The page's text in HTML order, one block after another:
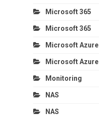
Microsoft 365
Microsoft 365
Microsoft Azure
Microsoft Azure
Monitoring
NAS
NAS